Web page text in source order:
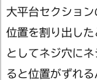
大平台セクション
位置を割り出し
としてネジ穴に
ると位置がずれる